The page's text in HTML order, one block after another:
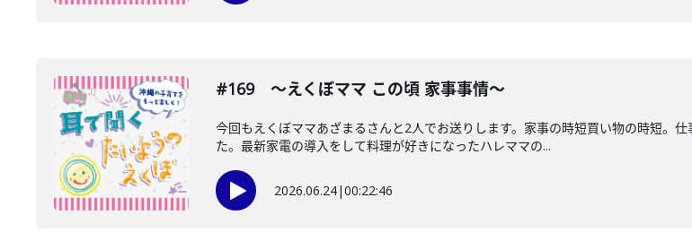
#169 〜えくぼママ この頃 家事事情〜
今回もえくぼママあざまるさんと2人でお送りします。家事の時短買い物の時短。
た。最新家電の導入をして料理が好きになったハレママの...
2026.06.24|00:22:46